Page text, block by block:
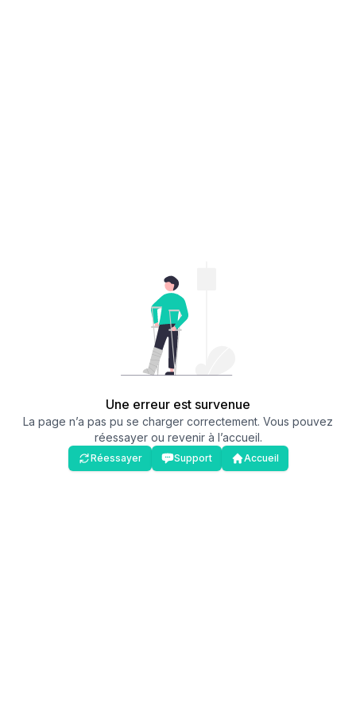
Une erreur est survenue
La page n’a pas pu se charger correctement. Vous pouvez
réessayer ou revenir à l’accueil.
Réessayer Support Accueil